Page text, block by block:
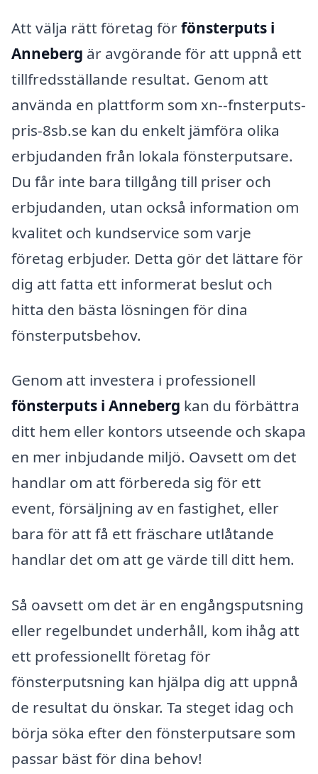
Att välja rätt företag förfönsterputs i
Anneberg är avgörande för att uppnå ett
tillfredsställande resultat. Genom att
använda en plattform som xn--fnsterputs-
pris-8sb.se kan du enkelt jämföra olika
erbjudanden från lokala fönsterputsare.
Du får inte bara tillgång till priser och
erbjudanden, utan också information om
kvalitet och kundservice som varje
företag erbjuder. Detta gör det lättare för
dig att fatta ett informerat beslut och
hitta den bästa lösningen för dina
fönsterputsbehov.
Genom att investera i professionell
fönsterputs i Anneberg kan du förbättra
ditt hem eller kontors utseende och skapa
en mer inbjudande miljö. Oavsett om det
handlar om att förbereda sig för ett
event, försäljning av en fastighet, eller
bara för att få ett fräschare utlåtande
handlar det om att ge värde till ditt hem.
Så oavsett om det är en engångsputsning
eller regelbundet underhåll, kom ihåg att
ett professionellt företag för
fönsterputsning kan hjälpa dig att uppnå
de resultat du önskar. Ta steget idag och
börja söka efter den fönsterputsare som
passar bäst för dina behov!